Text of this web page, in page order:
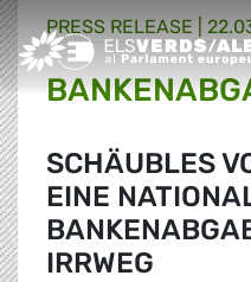
Greens/EFA Home
PRESS RELEASE |
SCHÄUBLES
EINE
IRRWEG